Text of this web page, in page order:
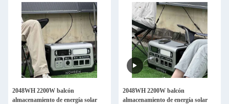
2048WH 2200W balcón
almacenamiento de energía solar
2048WH 2200W balcón
almacenamiento de energía solar